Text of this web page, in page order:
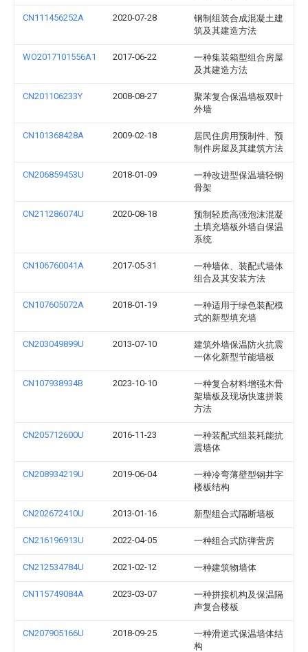
CN111456252A 2020-07-28
钢制组装合成混凝土建
筑及其建造方法
WO2017101556A1 2017-06-22
一种集装箱型组合房屋
及其建造方法
CN201106233Y 2008-08-27
聚苯复合保温墙板双叶
外墙
CN101368428A 2009-02-18
居民住房用预制件、预
制件房屋及其建筑方法
CN206859453U 2018-01-09
一种改进型保温墙轻钢
骨架
CN211286074U 2020-08-18
预制轻质高强泡沫混凝
土填充墙板外墙自保温
系统
CN106760041A 2017-05-31
一种墙体、装配式墙体
组合及其安装方法
CN107605072A 2018-01-19
一种适用于绿色装配模
式的新型填充墙
CN203049899U 2013-07-10
建筑外墙保温防火抗震
一体化新型节能墙板
CN107938934B 2023-10-10
一种复合材料增强木骨
架墙板及现场快速拼装
方法
CN205712600U 2016-11-23
一种装配式组装耗能抗
震墙体
CN208934219U 2019-06-04
一种冷弯薄壁型钢井字
楼板结构
CN202672410U 2013-01-16 新型组合式隔断墙板
CN216196913U 2022-04-05 一种组合式防弹营房
CN212534784U 2021-02-12 一种建筑物墙体
CN115749084A 2023-03-07
一种拼接机构及保温隔
声复合楼板
CN207905166U 2018-09-25
一种滑道式保温墙体结
构